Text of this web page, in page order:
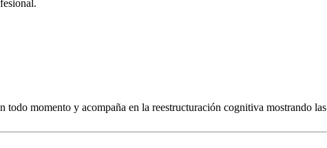
momento y acompaña en la reestructuración cognitiva mostrando las